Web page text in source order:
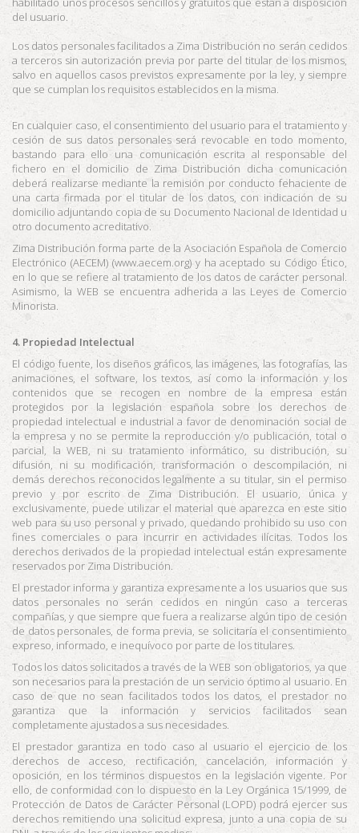
del usuario.
Los datos personales facilitados a Zima Distribución no serán cedidos
a terceros sin autorización previa por parte del titular de los mismos,
salvo en aquellos casos previstos expresamente por la ley, y siempre
que se cumplan los requisitos establecidos en la misma.
En cualquier caso, el consentimiento del usuario para el tratamiento y
cesión de sus datos personales será revocable en todo momento,
bastando para ello una comunicación escrita al responsable del
fichero en el domicilio de Zima Distribución dicha comunicación
deberá realizarse mediante la remisión por conducto fehaciente de
una carta firmada por el titular de los datos, con indicación de su
domicilio adjuntando copia de su Documento Nacional de Identidad u
otro documento acreditativo.
Zima Distribución forma parte de la Asociación Española de Comercio
Electrónico (AECEM) (www.aecem.org) y ha aceptado su Código Ético,
en lo que se refiere al tratamiento de los datos de carácter personal.
Asimismo, la WEB se encuentra adherida a las Leyes de Comercio
Minorista.
4. Propiedad Intelectual
El código fuente, los diseños gráficos, las imágenes, las fotografías, las
animaciones, el software, los textos, así como la información y los
contenidos que se recogen en nombre de la empresa están
protegidos por la legislación española sobre los derechos de
propiedad intelectual e industrial a favor de denominación social de
la empresa y no se permite la reproducción y/o publicación, total o
parcial, la WEB, ni su tratamiento informático, su distribución, su
difusión, ni su modificación, transformación o descompilación, ni
demás derechos reconocidos legalmente a su titular, sin el permiso
previo y por escrito de Zima Distribución. El usuario, única y
exclusivamente, puede utilizar el material que aparezca en este sitio
web para su uso personal y privado, quedando prohibido su uso con
fines comerciales o para incurrir en actividades ilícitas. Todos los
derechos derivados de la propiedad intelectual están expresamente
reservados por Zima Distribución.
El prestador informa y garantiza expresamente a los usuarios que sus
datos personales no serán cedidos en ningún caso a terceras
compañías, y que siempre que fuera a realizarse algún tipo de cesión
de datos personales, de forma previa, se solicitaría el consentimiento
expreso, informado, e inequívoco por parte de los titulares.
Todos los datos solicitados a través de la WEB son obligatorios, ya que
son necesarios para la prestación de un servicio óptimo al usuario. En
caso de que no sean facilitados todos los datos, el prestador no
garantiza que la información y servicios facilitados sean
completamente ajustados a sus necesidades.
El prestador garantiza en todo caso al usuario el ejercicio de los
derechos de acceso, rectificación, cancelación, información y
oposición, en los términos dispuestos en la legislación vigente. Por
ello, de conformidad con lo dispuesto en la Ley Orgánica 15/1999, de
Protección de Datos de Carácter Personal (LOPD) podrá ejercer sus
derechos remitiendo una solicitud expresa, junto a una copia de su